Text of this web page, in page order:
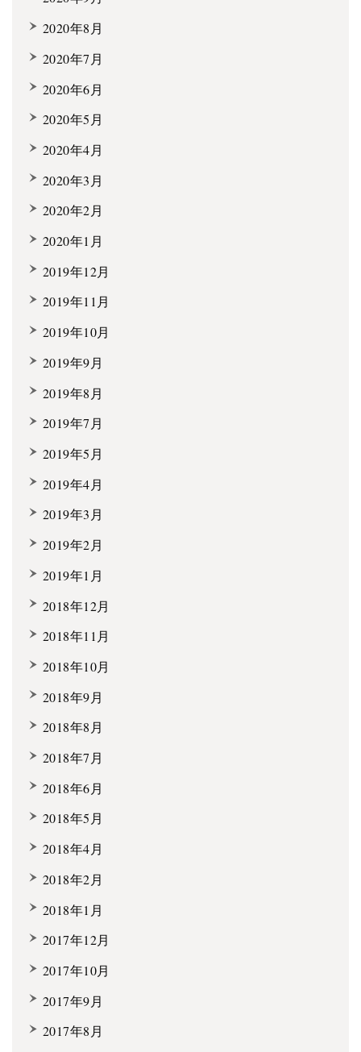
2020年8月
2020年7月
2020年6月
2020年5月
2020年4月
2020年3月
2020年2月
2020年1月
2019年12月
2019年11月
2019年10月
2019年9月
2019年8月
2019年7月
2019年5月
2019年4月
2019年3月
2019年2月
2019年1月
2018年12月
2018年11月
2018年10月
2018年9月
2018年8月
2018年7月
2018年6月
2018年5月
2018年4月
2018年2月
2018年1月
2017年12月
2017年10月
2017年9月
2017年8月